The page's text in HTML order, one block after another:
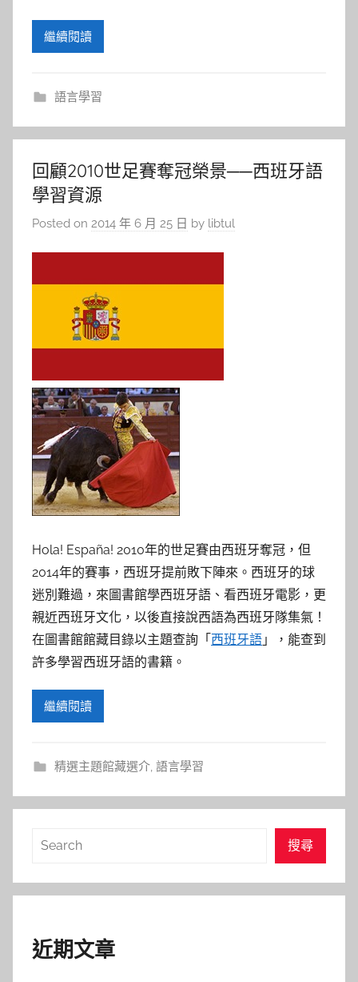
繼續閱讀
語言學習
回顧2010世足賽奪冠榮景──西班牙語
學習資源
Posted on 2014 年 6 月 25 日 by libtul
Hola! España! 2010年的世足賽由西班牙奪冠，但
2014年的賽事，西班牙提前敗下陣來。西班牙的球
迷別難過，來圖書館學西班牙語、看西班牙電影，更
親近西班牙文化，以後直接說西語為西班牙隊集氣！
在圖書館館藏目錄以主題查詢「西班牙語 」，能查到
許多學習西班牙語的書籍。
繼續閱讀
精選主題館藏選介, 語言學習
搜
搜尋
近期文章